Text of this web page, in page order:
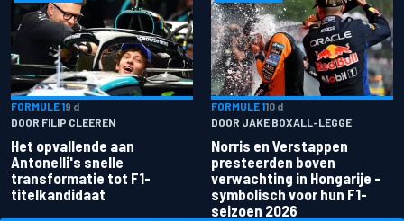
FORMULE 19 d
DOOR FILIP CLEEREN
Het opvallende aan
Antonelli's snelle
transformatie tot F1-
titelkandidaat
FORMULE 110 d
DOOR JAKE BOXALL-LEGGE
Norris en Verstappen
presteerden boven
verwachting in Hongarije -
symbolisch voor hun F1-
seizoen 2026